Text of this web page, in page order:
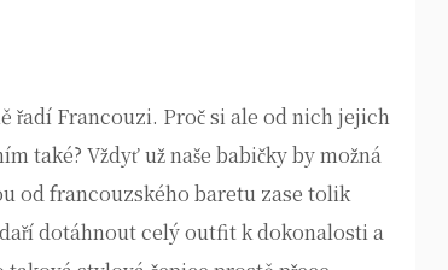
řadí Francouzi. Proč si ale od nich jejich
také? Vždyť už naše babičky by možná
od francouzského baretu zase tolik
dotáhnout celý outfit k dokonalosti a